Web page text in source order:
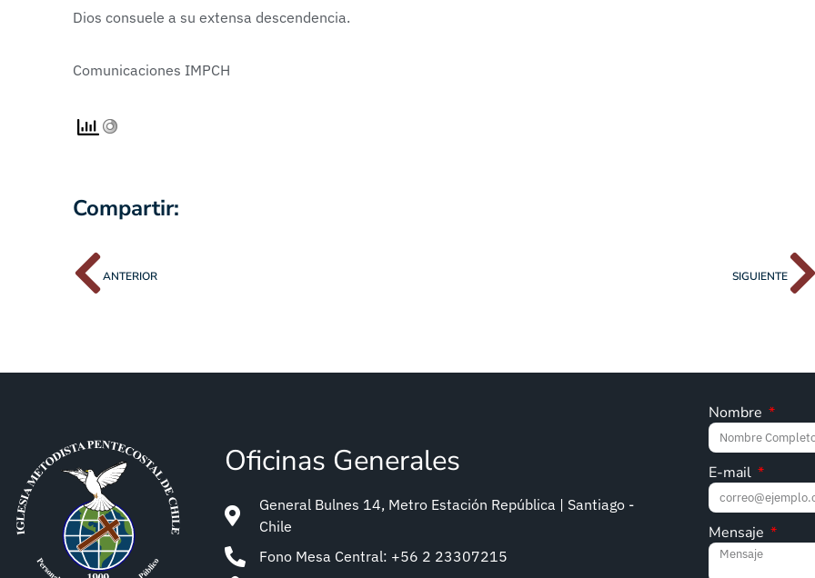
Dios consuele a su extensa descendencia.
Comunicaciones IMPCH
Compartir:
ANTERIOR SIGUIENTE
Oficinas Generales
General Bulnes 14, Metro Estación República | Santiago -
Chile
Fono Mesa Central: +56 2 23307215
Nombre
E-mail
Mensaje